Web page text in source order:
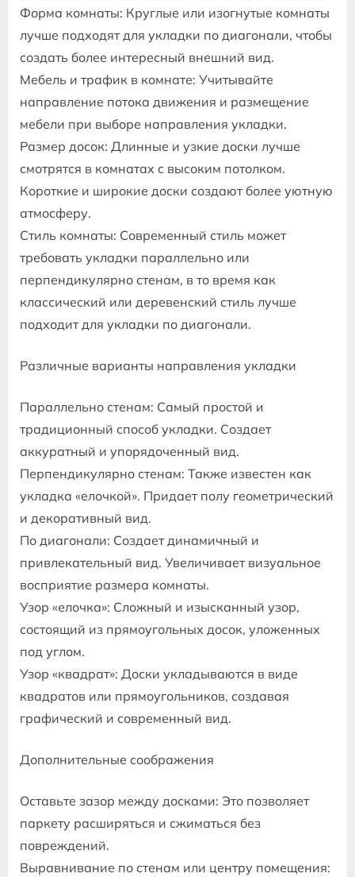
Форма комнаты: Круглые или изогнутые комнаты
лучше подходят для укладки по диагонали, чтобы
создать более интересный внешний вид.
Мебель и трафик в комнате: Учитывайте
направление потока движения и размещение
мебели при выборе направления укладки.
Размер досок: Длинные и узкие доски лучше
смотрятся в комнатах с высоким потолком.
Короткие и широкие доски создают более уютную
атмосферу.
Стиль комнаты: Современный стиль может
требовать укладки параллельно или
перпендикулярно стенам, в то время как
классический или деревенский стиль лучше
подходит для укладки по диагонали.
Различные варианты направления укладки
Параллельно стенам: Самый простой и
традиционный способ укладки. Создает
аккуратный и упорядоченный вид.
Перпендикулярно стенам: Также известен как
укладка «елочкой». Придает полу геометрический
и декоративный вид.
По диагонали: Создает динамичный и
привлекательный вид. Увеличивает визуальное
восприятие размера комнаты.
Узор «елочка»: Сложный и изысканный узор,
состоящий из прямоугольных досок, уложенных
под углом.
Узор «квадрат»: Доски укладываются в виде
квадратов или прямоугольников, создавая
графический и современный вид.
Дополнительные соображения
Оставьте зазор между досками: Это позволяет
паркету расширяться и сжиматься без
повреждений.
Выравнивание по стенам или центру помещения: